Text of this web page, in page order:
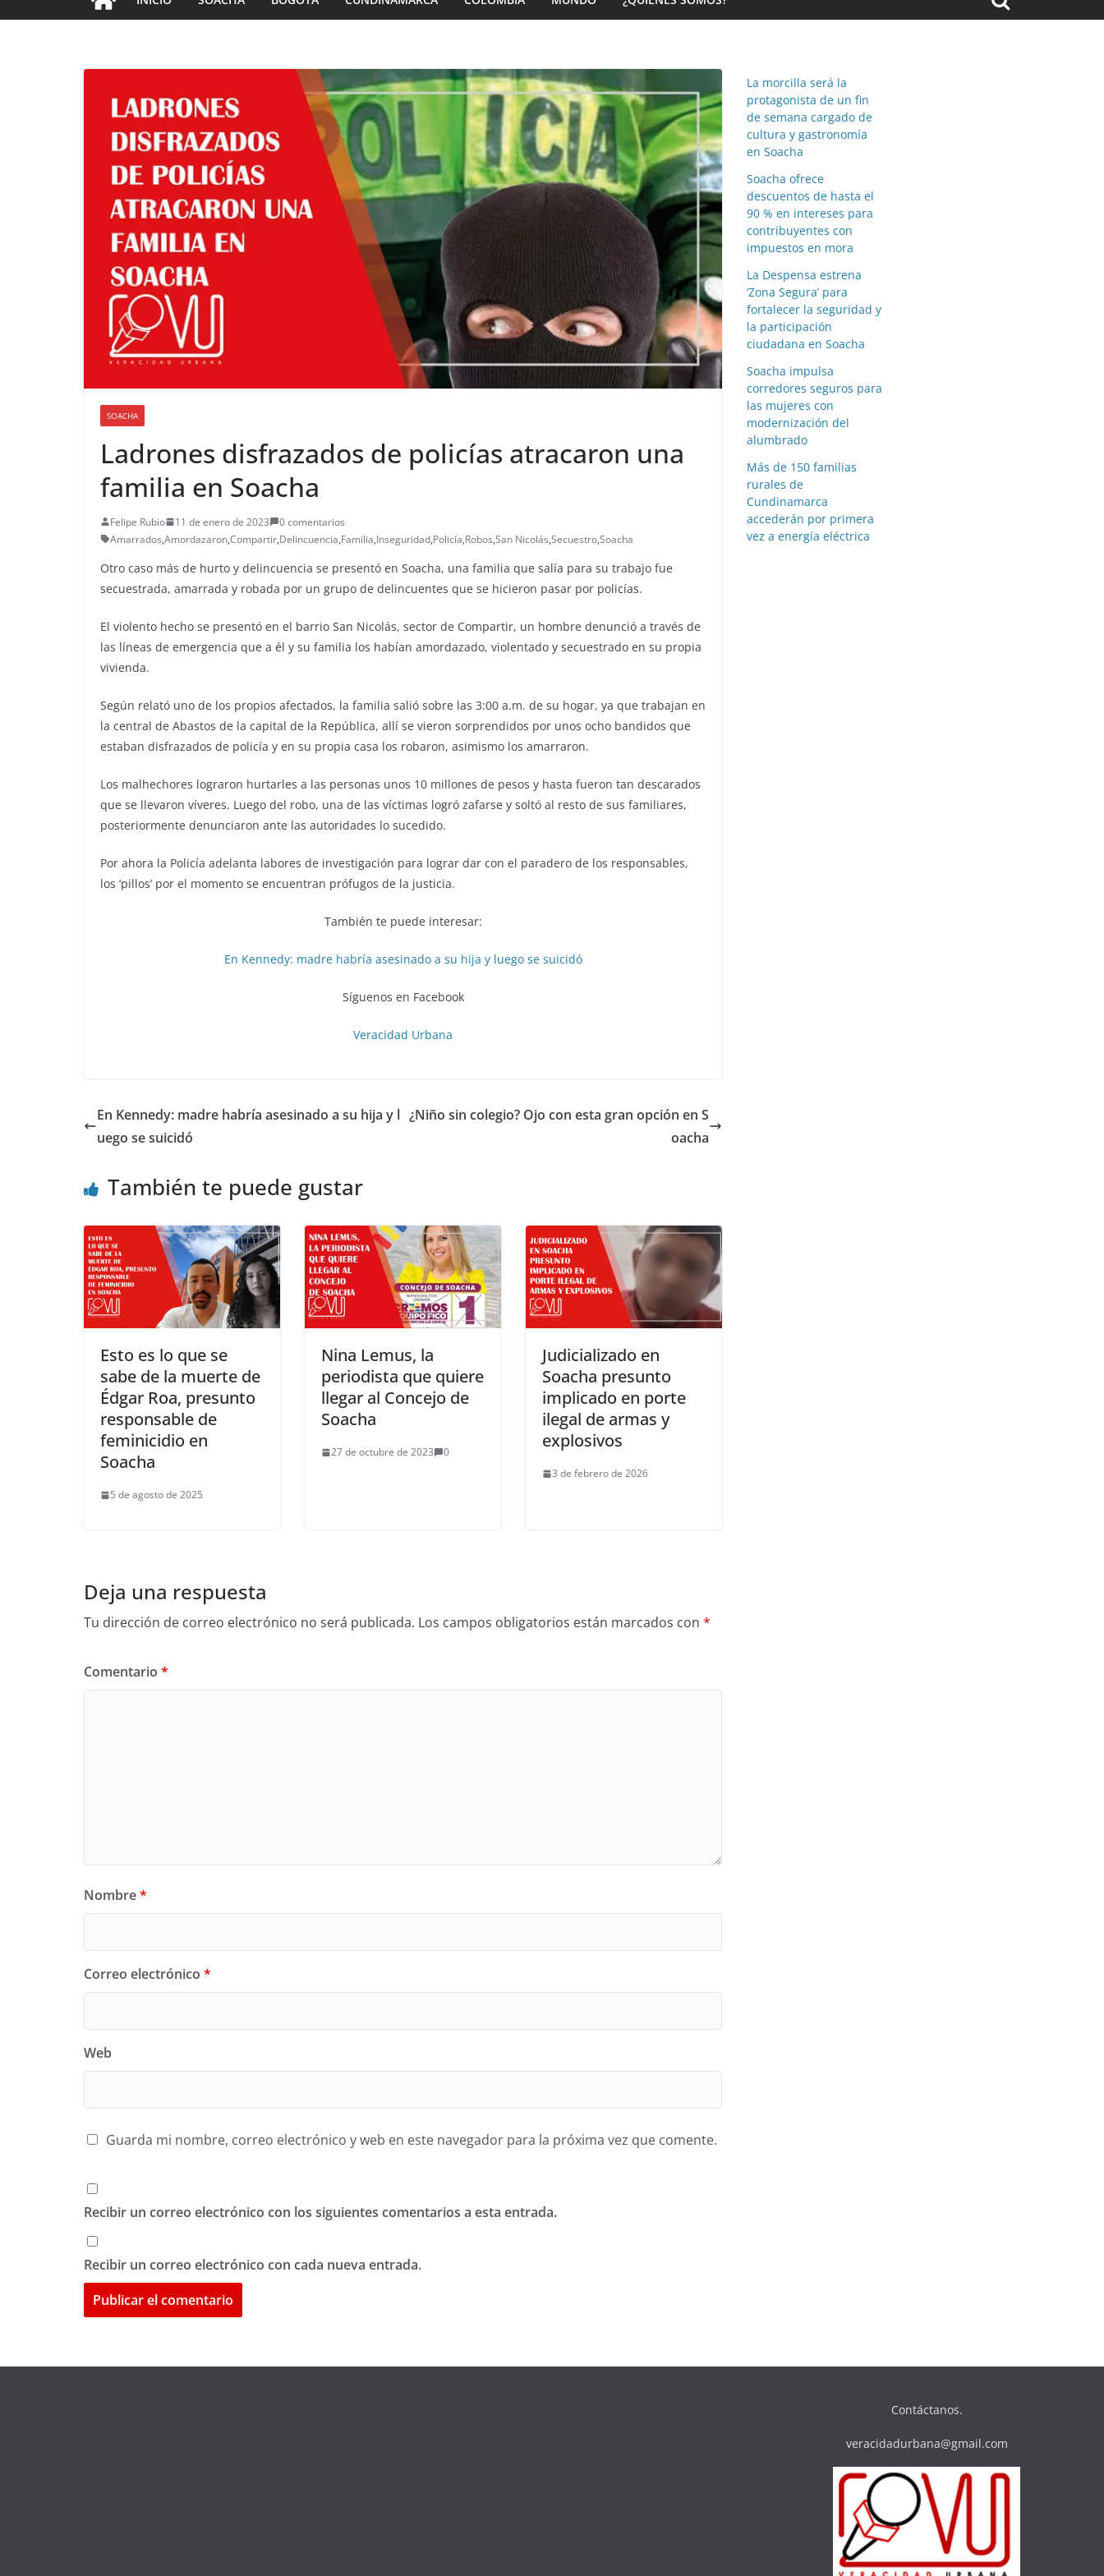
SOACHA
Ladrones disfrazados de policías atracaron una
familia en Soacha
Felipe Rubio 11 de enero de 2023
0 comentarios
Amarrados,Amordazaron,Compartir,Delincuencia,Familia,Inseguridad,Policía,Robos,San Nicolás,Secuestro,Soacha
Otro caso más de hurto y delincuencia se presentó en Soacha, una familia que salía para su trabajo fue
secuestrada, amarrada y robada por un grupo de delincuentes que se hicieron pasar por policías.
El violento hecho se presentó en el barrio San Nicolás, sector de Compartir, un hombre denunció a través de
las líneas de emergencia que a él y su familia los habían amordazado, violentado y secuestrado en su propia
vivienda.
Según relató uno de los propios afectados, la familia salió sobre las 3:00 a.m. de su hogar, ya que trabajan en
la central de Abastos de la capital de la República, allí se vieron sorprendidos por unos ocho bandidos que
estaban disfrazados de policía y en su propia casa los robaron, asimismo los amarraron.
Los malhechores lograron hurtarles a las personas unos 10 millones de pesos y hasta fueron tan descarados
que se llevaron víveres. Luego del robo, una de las víctimas logró zafarse y soltó al resto de sus familiares,
posteriormente denunciaron ante las autoridades lo sucedido.
Por ahora la Policía adelanta labores de investigación para lograr dar con el paradero de los responsables,
los ‘pillos’ por el momento se encuentran prófugos de la justicia.
También te puede interesar:
En Kennedy: madre habría asesinado a su hija y luego se suicidó
Síguenos en Facebook
Veracidad Urbana
En Kennedy: madre habría asesinado a su hija y l
uego se suicidó
¿Niño sin colegio? Ojo con esta gran opción en S
oacha
También te puede gustar
Esto es lo que se
sabe de la muerte de
Édgar Roa, presunto
responsable de
feminicidio en
Soacha
5 de agosto de 2025
Nina Lemus, la
periodista que quiere
llegar al Concejo de
Soacha
27 de octubre de 2023 0
Judicializado en
Soacha presunto
implicado en porte
ilegal de armas y
explosivos
3 de febrero de 2026
Deja una respuesta
Tu dirección de correo electrónico no será publicada. Los campos obligatorios están marcados con *
Comentario *
Nombre*
Correo electrónico *
Web
Guarda mi nombre, correo electrónico y web en este navegador para la próxima vez que comente.
Recibir un correo electrónico con los siguientes comentarios a esta entrada.
Recibir un correo electrónico con cada nueva entrada.
La morcilla será la
protagonista de un fin
de semana cargado de
cultura y gastronomía
en Soacha
Soacha ofrece
descuentos de hasta el
90 % en intereses para
contribuyentes con
impuestos en mora
La Despensa estrena
‘Zona Segura’ para
fortalecer la seguridad y
la participación
ciudadana en Soacha
Soacha impulsa
corredores seguros para
las mujeres con
modernización del
alumbrado
Más de 150 familias
rurales de
Cundinamarca
accederán por primera
vez a energía eléctrica
Contáctanos.
veracidadurbana@gmail.com